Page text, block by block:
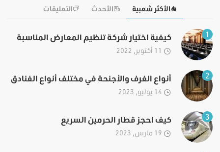
الأكثر شعبية الأحدث التعليقات
1 كيفية اختيار شركة تنظيم المعارض المناسبة
2 أنواع الغرف والأجنحة في مختلف أنواع الفنادق
3 كيف احجز قطار الحرمين السريع